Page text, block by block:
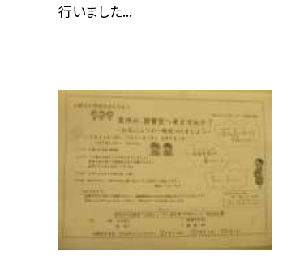
行いました...